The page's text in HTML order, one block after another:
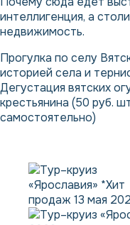
интеллигенция, а
недвижимость.
Прогулка по селу
историей села и
Дегустация вятских
крестьянина (50 руб.
самостоятельно)